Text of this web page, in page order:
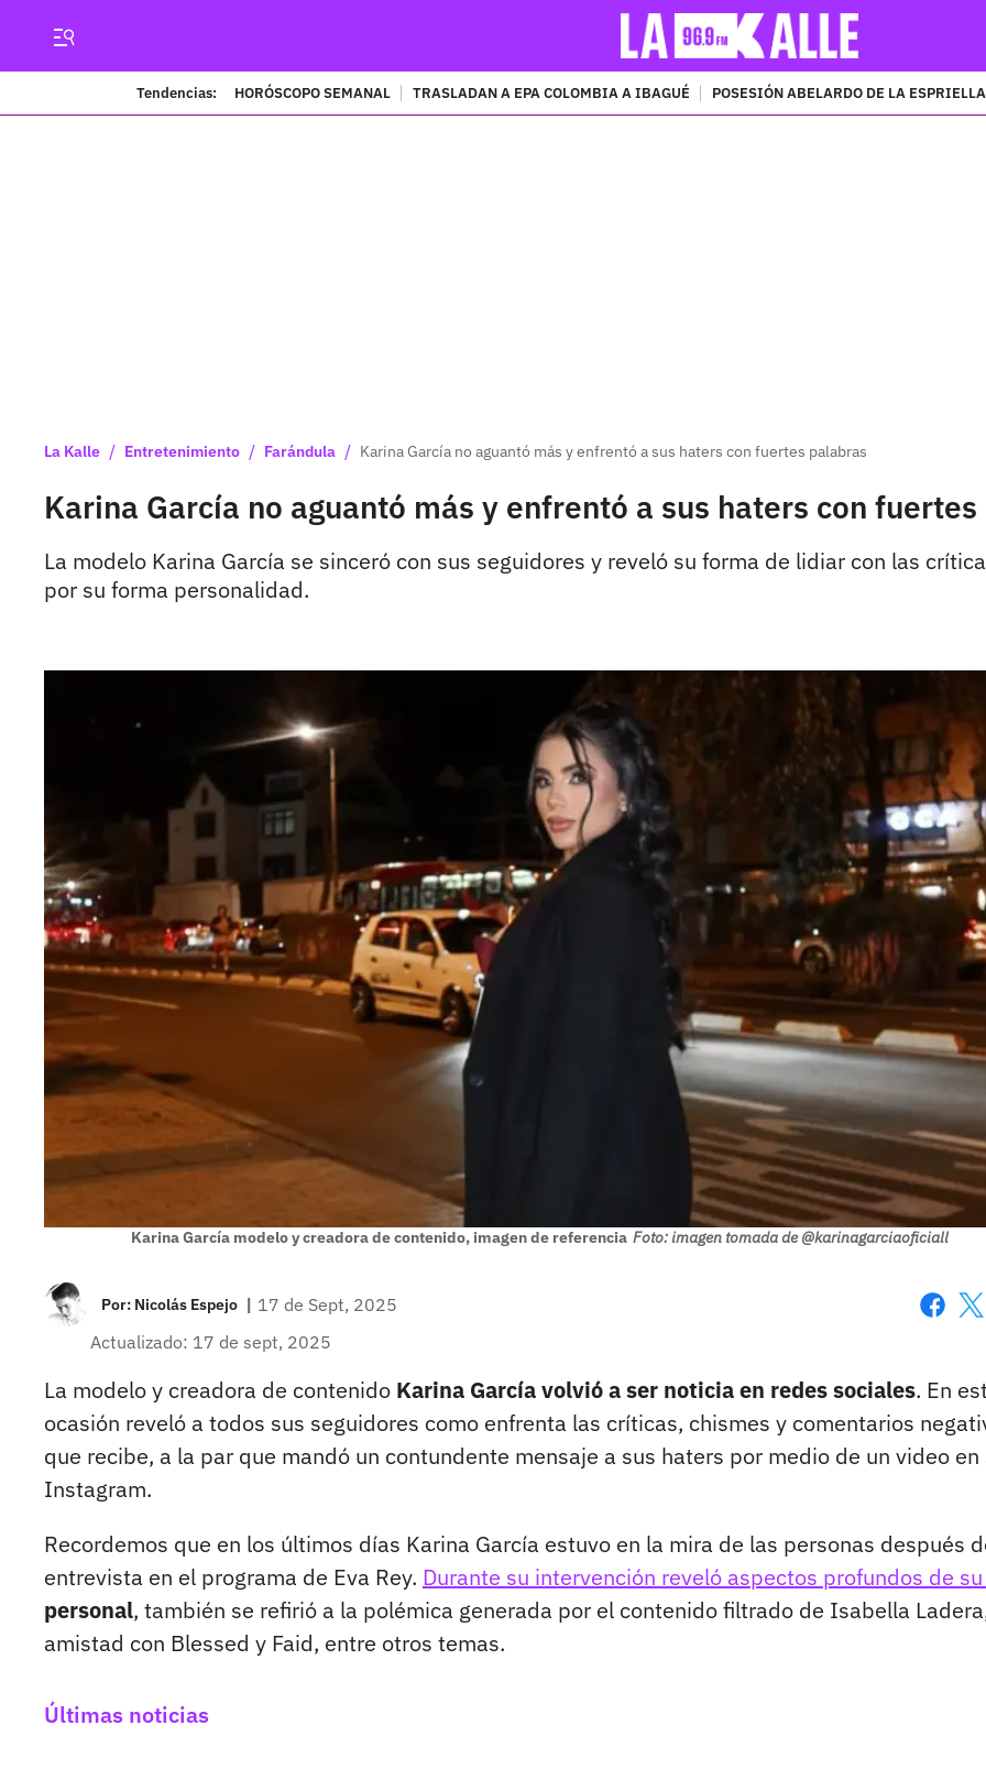
Tendencias: HORÓSCOPO SEMANAL TRASLADAN A EPA COLOMBIA A IBAGUÉ POSESIÓN ABELARDO DE LA ESPRIELLA
La Kalle / Entretenimiento / Farándula / Karina García no aguantó más y enfrentó a sus haters con fuertes palabras
Karina García no aguantó más y enfrentó a sus haters con
La modelo Karina García se sinceró con sus seguidores y reveló su forma de lidiar con las
por su forma personalidad.
Karina García modelo y creadora de contenido, imagen de referencia Foto: imagen tomada de @karinagarciaoficiall
Por: Nicolás Espejo | 17 de Sept, 2025
Actualizado: 17 de sept, 2025
La modelo y creadora de contenido Karina García volvió a ser noticia en redes sociales. En
ocasión reveló a todos sus seguidores como enfrenta las críticas, chismes y comentarios
que recibe, a la par que mandó un contundente mensaje a sus haters por medio de un video en
Instagram.
Recordemos que en los últimos días Karina García estuvo en la mira de las personas después
entrevista en el programa de Eva Rey. Durante su intervención reveló aspectos profundos de
personal, también se refirió a la polémica generada por el contenido filtrado de Isabella
amistad con Blessed y Faid, entre otros temas.
Últimas noticias